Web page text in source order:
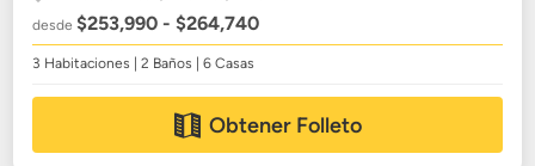
desde$253,990 - $264,740
3 Habitaciones | 2 Baños | 6 Casas
Obtener Folleto